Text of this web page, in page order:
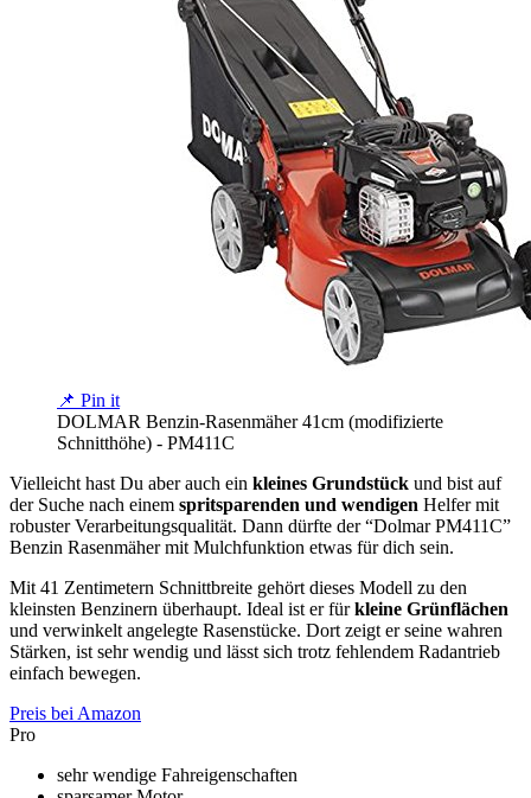
📌 Pin it
DOLMAR Benzin-Rasenmäher 41cm (modifizierte
Schnitthöhe) - PM411C
Vielleicht hast Du aber auch ein kleines Grundstück und bist auf
der Suche nach einem spritsparenden und wendigen Helfer mit
robuster Verarbeitungsqualität. Dann dürfte der “Dolmar PM411C”
Benzin Rasenmäher mit Mulchfunktion etwas für dich sein.
Mit 41 Zentimetern Schnittbreite gehört dieses Modell zu den
kleinsten Benzinern überhaupt. Ideal ist er fürkleine Grünflächen
und verwinkelt angelegte Rasenstücke. Dort zeigt er seine wahren
Stärken, ist sehr wendig und lässt sich trotz fehlendem Radantrieb
einfach bewegen.
Preis bei Amazon
Pro
sehr wendige Fahreigenschaften